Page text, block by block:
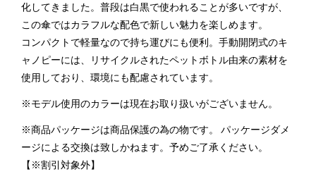
化してきました。普段は白黒で使われることが多いですが、
この傘ではカラフルな配色で新しい魅力を楽しめます。
コンパクトで軽量なので持ち運びにも便利。手動開閉式のキ
ャノピーには、リサイクルされたペットボトル由来の素材を
使用しており、環境にも配慮されています。
※モデル使用のカラーは現在お取り扱いがございません。
※商品パッケージは商品保護の為の物です。 パッケージダメ
ージによる交換は致しかねます。予めご了承ください。
【※割引対象外】